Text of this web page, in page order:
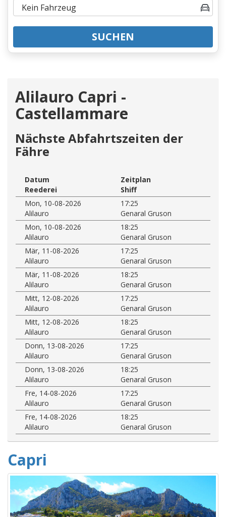
SUCHEN
Alilauro Capri -
Castellammare
Nächste Abfahrtszeiten der
Fähre
Datum
Zeitplan
Reederei
Shiff
Mon, 10-08-2026
17:25
Alilauro
Genaral Gruson
Mon, 10-08-2026
18:25
Alilauro
Genaral Gruson
Mär, 11-08-2026
17:25
Alilauro
Genaral Gruson
Mär, 11-08-2026
18:25
Alilauro
Genaral Gruson
Mitt, 12-08-2026
17:25
Alilauro
Genaral Gruson
Mitt, 12-08-2026
18:25
Alilauro
Genaral Gruson
Donn, 13-08-2026
17:25
Alilauro
Genaral Gruson
Donn, 13-08-2026
18:25
Alilauro
Genaral Gruson
Fre, 14-08-2026
17:25
Alilauro
Genaral Gruson
Fre, 14-08-2026
18:25
Alilauro
Genaral Gruson
Capri